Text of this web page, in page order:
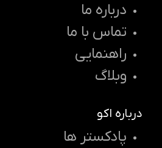
درباره ما
تماس با ما
راهنمایی
وبلاگ
درباره اکو
پادکستر ها